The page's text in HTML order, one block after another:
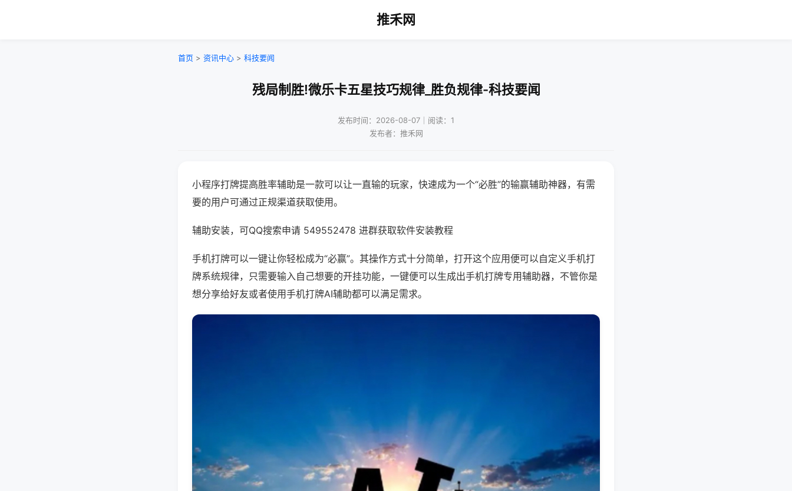
推禾网
首页 > 资讯中心 > 科技要闻
残局制胜!微乐卡五星技巧规律_胜负规律-科技要闻
发布时间：2026-08-07｜阅读：1
发布者：推禾网
小程序打牌提高胜率辅助是一款可以让一直输的玩家，快速成为一个“必胜”的输赢辅助神器，有需
要的用户可通过正规渠道获取使用。
辅助安装，可QQ搜索申请 549552478 进群获取软件安装教程
手机打牌可以一键让你轻松成为“必赢”。其操作方式十分简单，打开这个应用便可以自定义手机打
牌系统规律，只需要输入自己想要的开挂功能，一键便可以生成出手机打牌专用辅助器，不管你是
想分享给好友或者使用手机打牌AI辅助都可以满足需求。